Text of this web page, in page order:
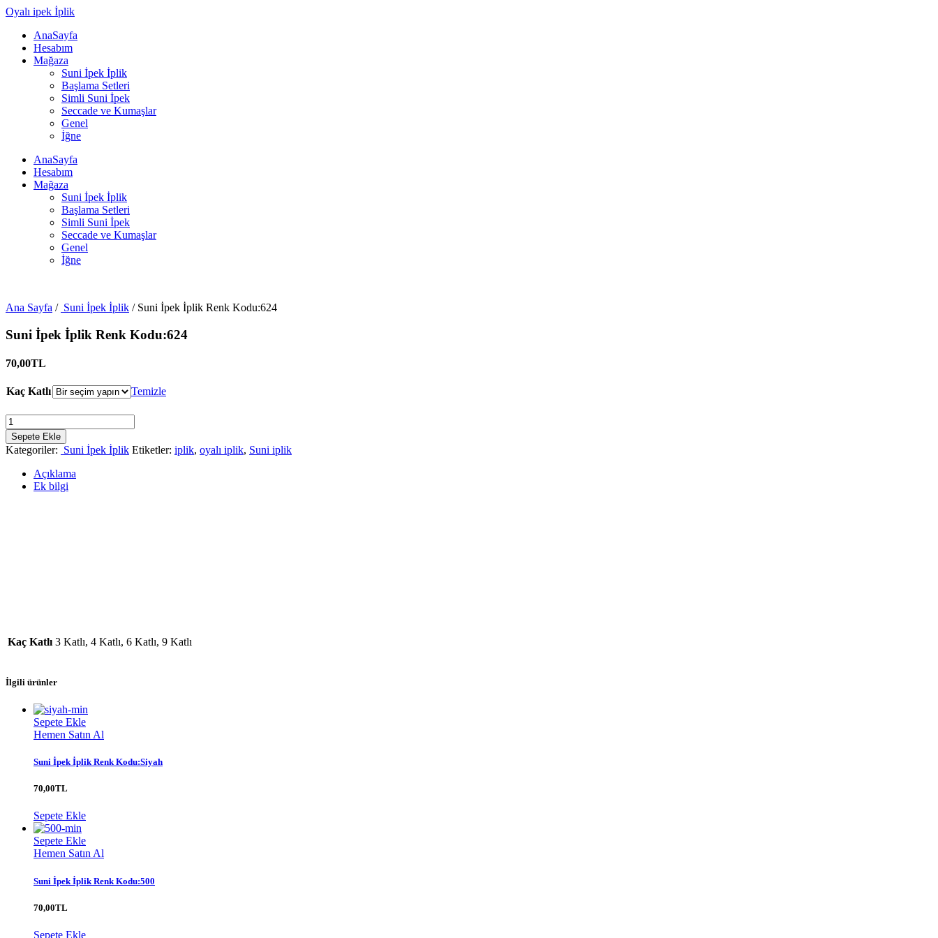
Oyalı ipek İplik
AnaSayfa
Hesabım
Mağaza
Suni İpek İplik
Başlama Setleri
Simli Suni İpek
Seccade ve Kumaşlar
Genel
İğne
AnaSayfa
Hesabım
Mağaza
Suni İpek İplik
Başlama Setleri
Simli Suni İpek
Seccade ve Kumaşlar
Genel
İğne
Ana Sayfa / Suni İpek İplik / Suni İpek İplik Renk Kodu:624
Suni İpek İplik Renk Kodu:624
70,00TL
Kaç Katlı Temizle
Suni
İpek
İplik
Renk
Kodu:624
Miktar
Sepete Ekle
Kategoriler: Suni İpek İplik Etiketler: iplik, oyalı iplik, Suni iplik
Açıklama
Ek bilgi
Kaç Katlı 3 Katlı, 4 Katlı, 6 Katlı, 9 Katlı
İlgili ürünler
Sepete Ekle
Hemen Satın Al
Suni İpek İplik Renk Kodu:Siyah
70,00TL
Sepete Ekle
Sepete Ekle
Hemen Satın Al
Suni İpek İplik Renk Kodu:500
70,00TL
Sepete Ekle